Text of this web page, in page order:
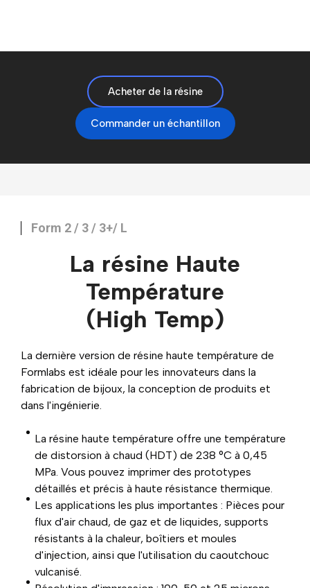
Acheter de la résine
Commander un échantillon
Form 2 / 3 / 3+/ L
La résine Haute
Température
(High Temp)
La dernière version de résine haute température de
Formlabs est idéale pour les innovateurs dans la
fabrication de bijoux, la conception de produits et
dans l'ingénierie.
La résine haute température offre une température
de distorsion à chaud (HDT) de 238 °C à 0,45
MPa. Vous pouvez imprimer des prototypes
détaillés et précis à haute résistance thermique.
Les applications les plus importantes : Pièces pour
flux d'air chaud, de gaz et de liquides, supports
résistants à la chaleur, boîtiers et moules
d'injection, ainsi que l'utilisation du caoutchouc
vulcanisé.